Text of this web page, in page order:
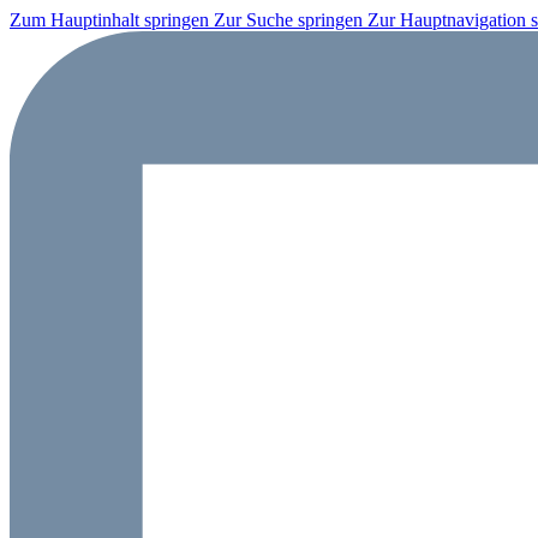
Zum Hauptinhalt springen Zur Suche springen Zur Hauptnavigation